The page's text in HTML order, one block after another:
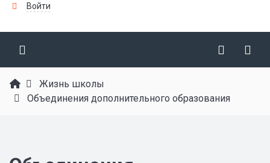
Войти
Жизнь школы
Объединения дополнительного образования